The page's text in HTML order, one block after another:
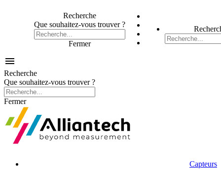
Recherche
Que souhaitez-vous trouver ?
Fermer

Recherche
Que souhaitez-vous trouver ?
Fermer
Capteurs